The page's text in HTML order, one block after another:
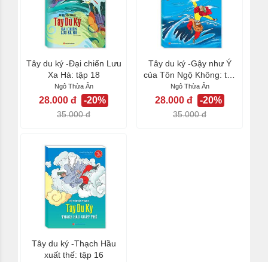
Tây du ký -Đại chiến Lưu
Xa Hà: tập 18
Ngô Thừa Ân
28.000 đ -20%
35.000 đ
Tây du ký -Gậy như Ý
của Tôn Ngộ Không: tập
17
Ngô Thừa Ân
28.000 đ -20%
35.000 đ
Tây du ký -Thạch Hầu
xuất thế: tập 16